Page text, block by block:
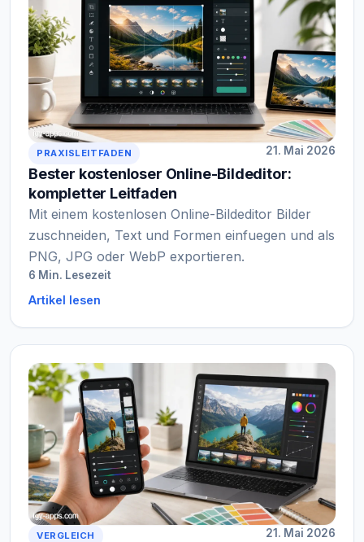
PRAXISLEITFADEN 21. Mai 2026
Bester kostenloser Online-Bildeditor:
kompletter Leitfaden
Mit einem kostenlosen Online-Bildeditor Bilder
zuschneiden, Text und Formen einfuegen und als
PNG, JPG oder WebP exportieren.
6 Min. Lesezeit
Artikel lesen
VERGLEICH 21. Mai 2026